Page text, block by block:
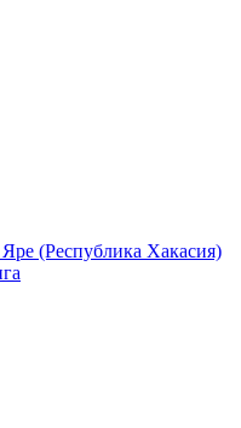
(Республика Хакасия)